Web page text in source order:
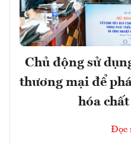
Chủ động sử
thương mại để
hóa
Đọc